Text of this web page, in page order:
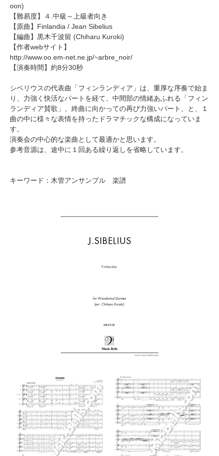
oon)
【難易度】４.中級～上級者向き
【原曲】 Finlandia / Jean Sibelius
【編曲】 黒木千波留 (Chiharu Kuroki)
【作者webサイト】
http://www.oo.em-net.ne.jp/~arbre_noir/
【演奏時間】約8分30秒
シベリウスの代表曲「フィンランディア」は、重厚な序奏で始ま
り、力強く快活なパートを経て、中間部の情緒あふれる「フィン
ランディア賛歌」、終曲に向かっての再び力強いパート、と、１
曲の中に様々な表情を持ったドラマチックな構成になっていま
す。
演奏会の中心的な楽曲として最適かと思います。
参考音源は、途中に１回ある繰り返しを省略しています。
キーワード：木管アンサンブル 楽譜